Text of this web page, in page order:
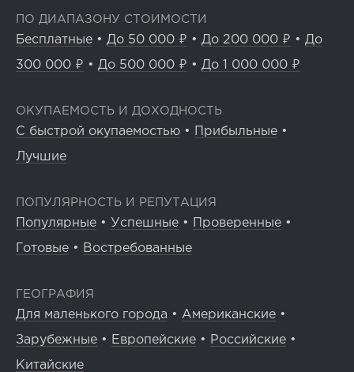
ПО ДИАПАЗОНУ СТОИМОСТИ
Бесплатные • До 50 000 ₽ • До 200 000 ₽ • До
300 000 ₽ • До 500 000 ₽ • До 1 000 000 ₽
ОКУПАЕМОСТЬ И ДОХОДНОСТЬ
С быстрой окупаемостью • Прибыльные •
Лучшие
ПОПУЛЯРНОСТЬ И РЕПУТАЦИЯ
Популярные • Успешные • Проверенные •
Готовые • Востребованные
ГЕОГРАФИЯ
Для маленького города • Американские •
Зарубежные • Европейские • Российские •
Китайские